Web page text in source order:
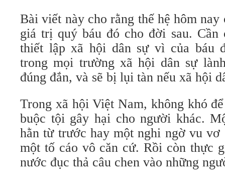
Bài viết này cho rằng thế hệ hôm nay
giá trị quý báu đó cho đời sau. Cần
thiết lập xã hội dân sự vì của báu
trong mọi trường xã hội dân sự
đúng đắn, và sẽ bị lụi tàn nếu xã hội
Trong xã hội Việt Nam, không khó
buộc tội gây hại cho người khác.
hằn từ trước hay một nghi ngờ vu vơ
một tố cáo vô căn cứ. Rồi còn thực
nước đục thả câu chen vào những